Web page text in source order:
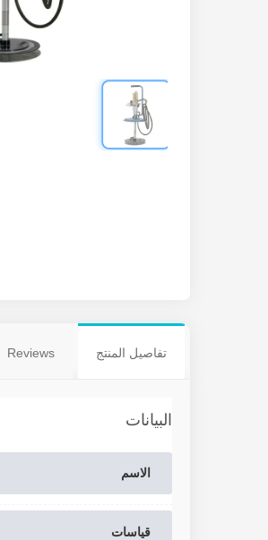
تفاصيل المنتج Reviews
البيانات
الاسم
قیاسات